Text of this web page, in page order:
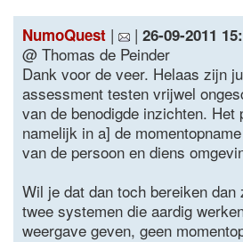
NumoQuest | | 26-09-2011
@ Thomas de Peinder
Dank voor de veer. Helaas zijn
assessment testen vrijwel
van de benodigde inzichten. Het
namelijk in a] de
van de persoon en diens
Wil je dat dan toch bereiken
twee systemen die aardig
weergave geven, geen